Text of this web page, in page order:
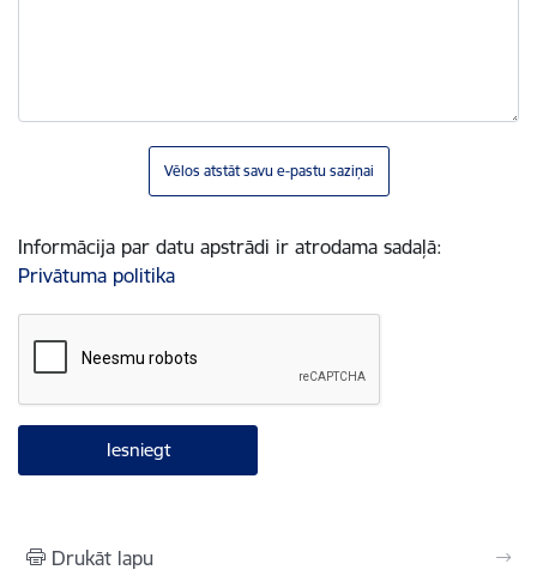
Vēlos atstāt savu e-pastu saziņai
Informācija par datu apstrādi ir atrodama sadaļā:
Privātuma politika
Drukāt lapu